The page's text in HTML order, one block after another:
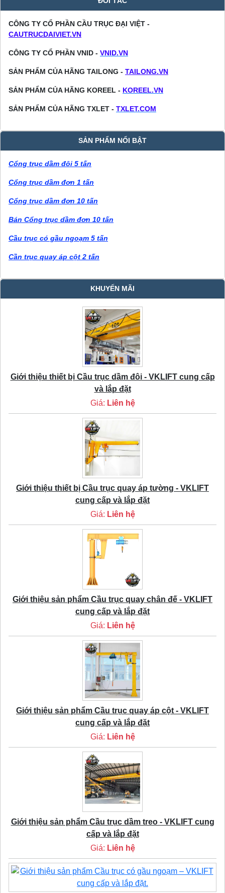
CÔNG TY CỔ PHẦN CẦU TRỤC ĐẠI VIỆT -
CAUTRUCDAIVIET.VN
CÔNG TY CỔ PHẦN VNID - VNID.VN
SẢN PHẨM CỦA HÃNG TAILONG - TAILONG.VN
SẢN PHẨM CỦA HÃNG KOREEL - KOREEL.VN
SẢN PHẨM CỦA HÃNG TXLET - TXLET.COM
SẢN PHẨM NỔI BẬT
Cổng trục dầm đôi 5 tấn
Cổng trục dầm đơn 1 tấn
Cổng trục dầm đơn 10 tấn
Bán Cổng trục dầm đơn 10 tấn
Cầu trục có gầu ngoạm 5 tấn
Cần trục quay áp cột 2 tấn
KHUYẾN MÃI
Giới thiệu thiết bị Cầu trục dầm đôi - VKLIFT cung cấp
và lắp đặt
Giá: Liên hệ
Giới thiệu thiết bị Cầu trục quay áp tường - VKLIFT
cung cấp và lắp đặt
Giá: Liên hệ
Giới thiệu sản phẩm Cầu trục quay chân đế - VKLIFT
cung cấp và lắp đặt
Giá: Liên hệ
Giới thiệu sản phẩm Cầu trục quay áp cột - VKLIFT
cung cấp và lắp đặt
Giá: Liên hệ
Giới thiệu sản phẩm Cầu trục dầm treo - VKLIFT cung
cấp và lắp đặt
Giá: Liên hệ